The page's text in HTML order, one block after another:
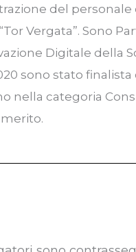
del personale
Vergata”. Sono
Digitale della
sono stato finalista
nella categoria